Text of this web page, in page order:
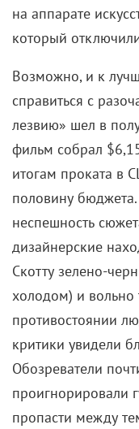
на аппарате
который
Возможно, и к
справиться с
лезвию» шел в
фильм собрал
итогам проката в
половину
неспешность
дизайнерские
Скотту зелено-
холодом) и вольно
противостоянии
критики увидели
Обозреватели
проигнорировали
пропасти между